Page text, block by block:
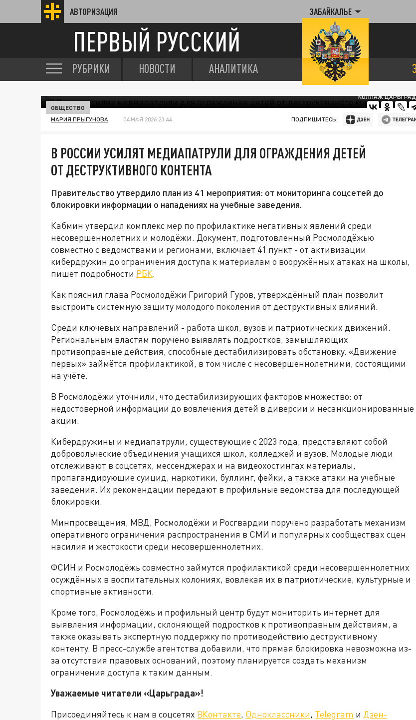
АВТОРИЗАЦИЯ ЗАБАЙКАЛЬЕ
ПЕРВЫЙ РУССКИЙ
РУБРИКИ НОВОСТИ АНАЛИТИКА
КОЛЛАЖ ЦАРЬГРАД
ОБЩЕСТВО
МАРИЯ ПРЫГУНОВА 04 МАЯ 2026 23:44 ПОДПИШИТЕСЬ:
В РОССИИ УСИЛЯТ МЕДИАПАТРУЛИ ДЛЯ ОГРАЖДЕНИЯ ДЕТЕЙ
ОТ ДЕСТРУКТИВНОГО КОНТЕНТА
Правительство утвердило план из 41 мероприятия: от мониторинга соцсетей до
блокировки информации о нападениях на учебные заведения.
Кабмин утвердил комплекс мер по профилактике негативных явлений среди
несовершеннолетних и молодёжи. Документ, подготовленный Росмолодёжью
совместно с ведомствами и регионами, включает 41 пункт - от активизации
кибердружин до ограничения доступа к материалам о вооружённых атаках на школы,
пишет подробности РБК.
Как пояснил глава Росмолодёжи Григорий Гуров, утверждённый план позволит
выстроить системную защиту молодого поколения от деструктивных влияний.
Среди ключевых направлений - работа школ, вузов и патриотических движений.
Региональным властям поручено выявлять подростков, замышляющих
противоправные действия, способные дестабилизировать обстановку. «Движение
первых» займётся профилактикой, в том числе с несовершеннолетними, состоящими
на учёте.
В Росмолодёжи уточнили, что дестабилизирующих факторов множество: от
недостоверной информации до вовлечения детей в диверсии и несанкционированные
акции.
Кибердружины и медиапатрули, существующие с 2023 года, представляют собой
добровольческие объединения учащихся школ, колледжей и вузов. Молодые люди
отслеживают в соцсетях, мессенджерах и на видеохостингах материалы,
пропагандирующие суицид, наркотики, буллинг, фейки, а также атаки на учебные
заведения. Их рекомендации передают в профильные ведомства для последующей
блокировки.
Минпросвещения, МВД, Росмолодёжи и Росгвардии поручено разработать механизм
оперативного ограничения распространения в СМИ и популярных сообществах сцен
насилия и жестокости среди несовершеннолетних.
ФСИН и Росмолодёжь совместно займутся профилактикой среди несовершеннолетних
осуждённых в воспитательных колониях, вовлекая их в патриотические, культурные и
спортивные активности.
Кроме того, Росмолодёжь и профильный центр будут мониторить интернет для
выявления информации, склоняющей подростков к противоправным действиям, а
также оказывать экспертную поддержку по противодействию деструктивному
контенту. В пресс-службе агентства добавили, что прямая блокировка невозможна из-
за отсутствия правовых оснований, поэтому планируется создать механизм
ограничения доступа к таким данным.
Уважаемые читатели «Царьграда»!
Присоединяйтесь к нам в соцсетях ВКонтакте, Одноклассники, Telegram и Дзен-